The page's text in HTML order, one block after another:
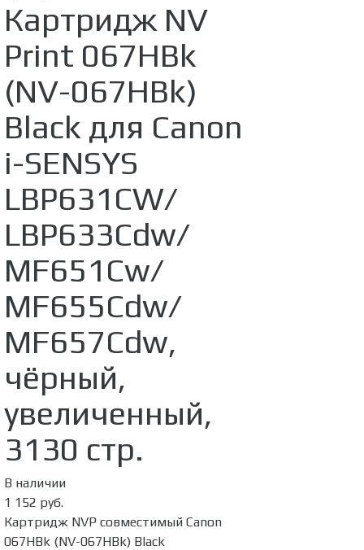
Картридж NV
Print 067HBk
(NV-067HBk)
Black для Canon
i-SENSYS
LBP631CW/
LBP633Cdw/
MF651Cw/
MF655Cdw/
MF657Cdw,
чёрный,
увеличенный,
3130 стр.
В наличии
1 152 руб.
Картридж NVP совместимый Canon
067HBk (NV-067HBk) Black